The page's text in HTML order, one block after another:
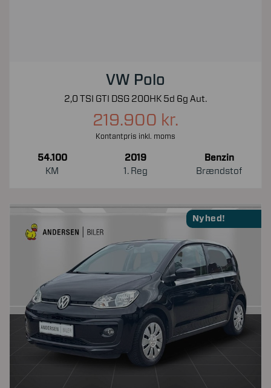
VW Polo
2,0 TSI GTI DSG 200HK 5d 6g Aut.
219.900 kr.
Kontantpris inkl. moms
54.100
KM
2019
1. Reg
Benzin
Brændstof
Nyhed!